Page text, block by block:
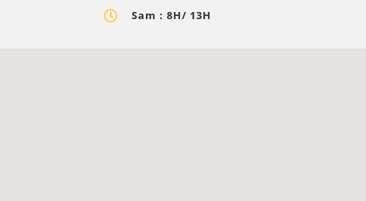
Sam : 8H/ 13H